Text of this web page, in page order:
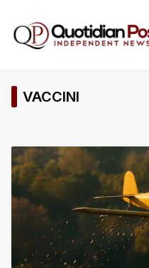
VACCINI